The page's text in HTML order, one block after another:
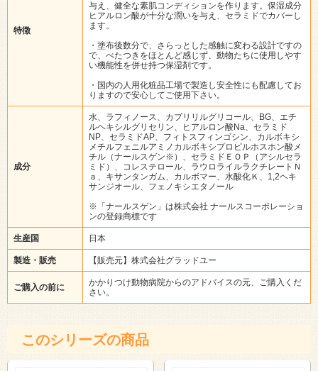
特徴
与え、健全な素肌コンディションを作ります。保湿成分
ヒアルロン酸が十分な潤いを与え、セラミドでカバーし
ます。
・塗布後数分で、さらっとした感触に変わる設計ですの
で、べたつきをほとんど感じず、動物たちに使用しやす
い機能性を併せ持つ保湿剤です。
・国内の人用化粧品工場で製造し安全性にも配慮してお
りますので安心してご使用下さい。
成分
水、ラフィノース、カプリリルグリコール、BG、エチ
ルヘキシルグリセリン、ヒアルロン酸Na、セラミド
NP、セラミドAP、フィトスフィンゴシン、カルボキシ
メチルフェニルアミノカルボキシプロピルホスホン酸メ
チル（ナールスゲン※）、セラミドＥＯＰ（アシルセラ
ミド）、コレステロール、ラウロライルラクチレートＮ
ａ、キサンタンガム、カルボマー、水酸化Ｋ、1,2ヘキ
サンジオール、フェノキシエタノール
※「ナールスゲン」は株式会社 ナールスコーポレーショ
ンの登録商標です
生産国 日本
製造・販売 【販売元】株式会社グラッドユー
ご購入の前に
かかりつけ動物病院からのアドバイスの元、ご購入くだ
さい。
このシリーズの商品